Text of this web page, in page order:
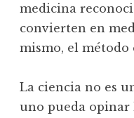
medicina
convierten en
mismo, el método
La ciencia no es
uno pueda opinar